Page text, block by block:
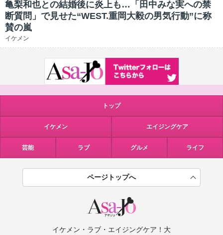
亀梨和也との結婚後に炎上も…「田中みな実への禁
断質問」で見せた“WEST.重岡大毅の男気行動”に称
賛の嵐
イケメン
トップ
イケメン エイジングケア
芸能 ラブ グルメ ライフ
ページトップへ
イケメン・ラブ・エイジングケア！大